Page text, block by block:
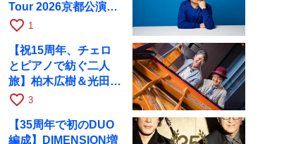
Tour 2026京都公演を
10月に開催
favorite_border 1
【祝15周年、チェロ
とピアノで紡ぐ二人
旅】柏木広樹＆光田健
一が11月12日に京都
favorite_border 3
【35周年で初のDUO
編成】DIMENSION増